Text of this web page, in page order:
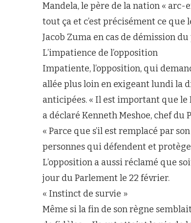
Mandela, le père de la nation « arc-
tout ça et c’est précisément ce
Jacob Zuma en cas de démission
L’impatience de l’opposition
Impatiente, l’opposition, qui
allée plus loin en exigeant lundi la
anticipées. « Il est important que
a déclaré Kenneth Meshoe, chef
« Parce que s’il est remplacé par
personnes qui défendent et
L’opposition a aussi réclamé que
jour du Parlement le 22 février.
« Instinct de survie »
Même si la fin de son règne